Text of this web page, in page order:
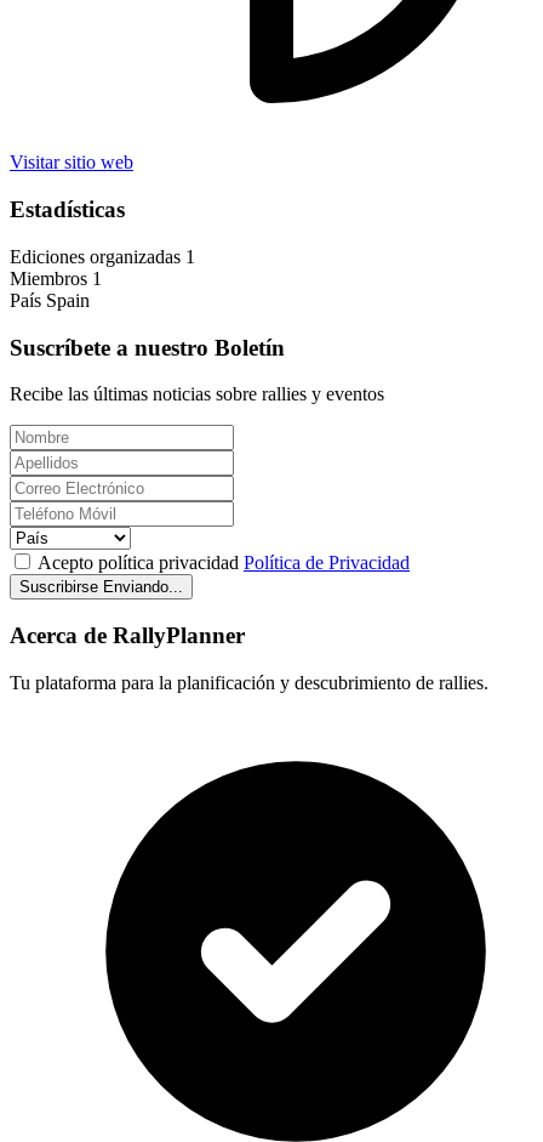
Visitar sitio web
Estadísticas
Ediciones organizadas 1
Miembros 1
País Spain
Suscríbete a nuestro Boletín
Recibe las últimas noticias sobre rallies y eventos
Acepto política privacidad Política de Privacidad
Suscribirse Enviando...
Acerca de RallyPlanner
Tu plataforma para la planificación y descubrimiento de rallies.